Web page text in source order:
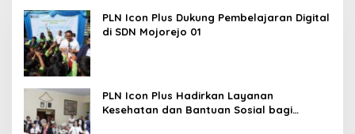
PLN Icon Plus Dukung Pembelajaran Digital
di SDN Mojorejo 01
PLN Icon Plus Hadirkan Layanan
Kesehatan dan Bantuan Sosial bagi